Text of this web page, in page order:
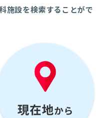
施設を検索することがで